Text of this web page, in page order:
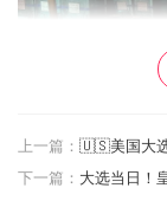
上一篇： 🇺🇸美国大选
下一篇：